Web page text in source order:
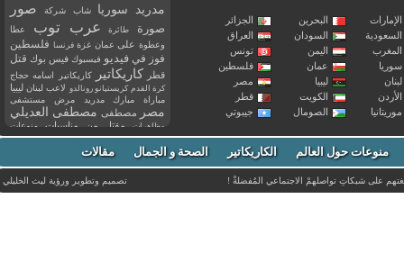
البحرين
الجزائر
السودان
العراق
اليمن
تونس
عمان
فلسطين
ليبيا
مصر
الكويت
قطر
الصومال جيبوتي
مدريد
سوريا شاب شركة صور
صورة طائرة عرب توب
عطا
وعطوة على عمان غزة فرنسا فلسطين
فوز في فيديو فيسبوك فيس بوك قتل
قطر كاريكاتير كاريكاتير اسامه حجاج
كرة القدم كريستيانو رونالدو لاعب لبنان ليبيا
مباراة مبارك مدريد مرض مستشفى
مصر مصطفى مصطفى العديلي
مظاهرات مقتل من مناسبات
منوعات
مواليد
موت ميسي ميلان نادي نشر
وفاة وفيات يوتيوب منوعات حول العالم الكاريكاتير الصحة و الجمال مقالات
على شبكاتِ تواصلهمْ الاجتماعي المُفضلةْ ! تصميم وتطوير ورؤيةليث الخليلي